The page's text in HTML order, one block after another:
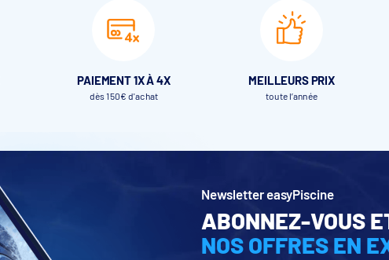
PAIEMENT 1X À 4X
dès 150€ d'achat
MEILLEURS PRIX
toute l’année
Newsletter easyPiscine
ABONNEZ-VOUS
NOS OFFRES EN